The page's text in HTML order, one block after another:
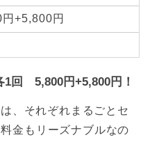
+5,800円
回 5,800円+5,800円！
、それぞれまるごとセ
金もリーズナブルなの